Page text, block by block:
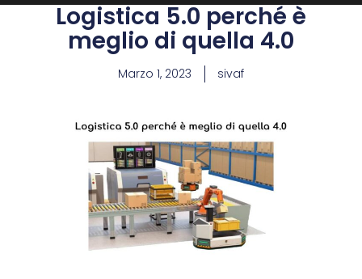
Logistica 5.0 perché è
meglio di quella 4.0
Marzo 1, 2023 sivaf